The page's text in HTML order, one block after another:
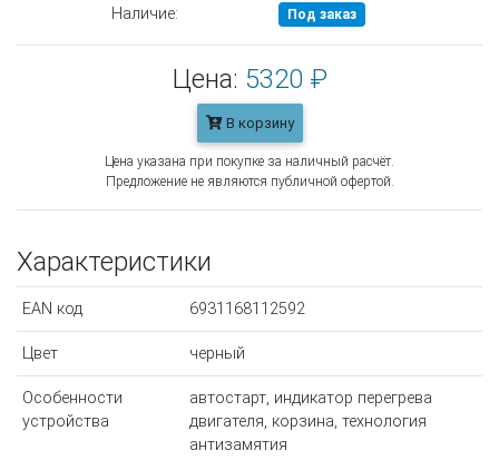
Наличие:
Под заказ
Цена: 5320 ₽
В корзину
Цена указана при покупке за наличный расчёт.
Предложение не являются публичной офертой.
Характеристики
EAN код 6931168112592
Цвет черный
Особенности
устройства
автостарт, индикатор перегрева
двигателя, корзина, технология
антизамятия